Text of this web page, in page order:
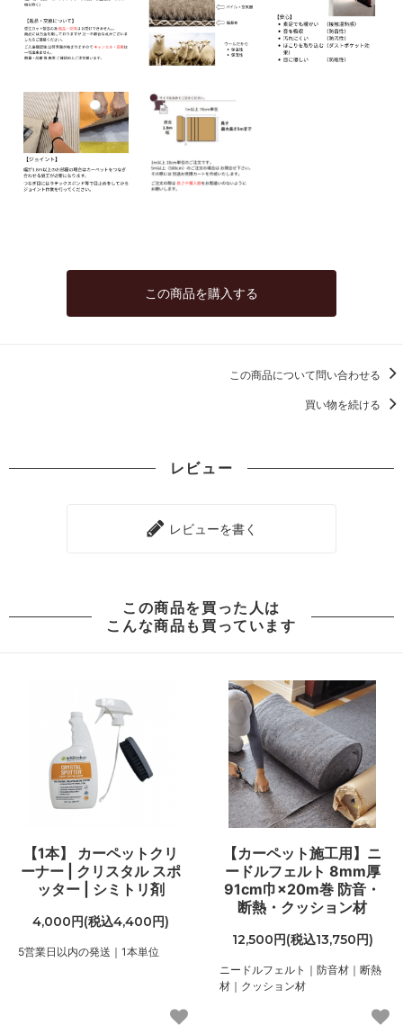
この商品を購入する
この商品について問い合わせる
買い物を続ける
レビュー
レビューを書く
この商品を買った人は
こんな商品も買っています
【1本】 カーペットクリ
ーナー | クリスタル スポ
ッター | シミトリ剤
4,000円(税込4,400円)
5営業日以内の発送｜1本単位
【カーペット施工用】ニ
ードルフェルト 8mm厚
91cm巾×20m巻 防音・
断熱・クッション材
12,500円(税込13,750円)
ニードルフェルト｜防音材｜断熱
材｜クッション材